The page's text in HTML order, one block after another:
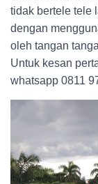
tidak bertele tele
dengan
oleh tangan
Untuk kesan
whatsapp 0811